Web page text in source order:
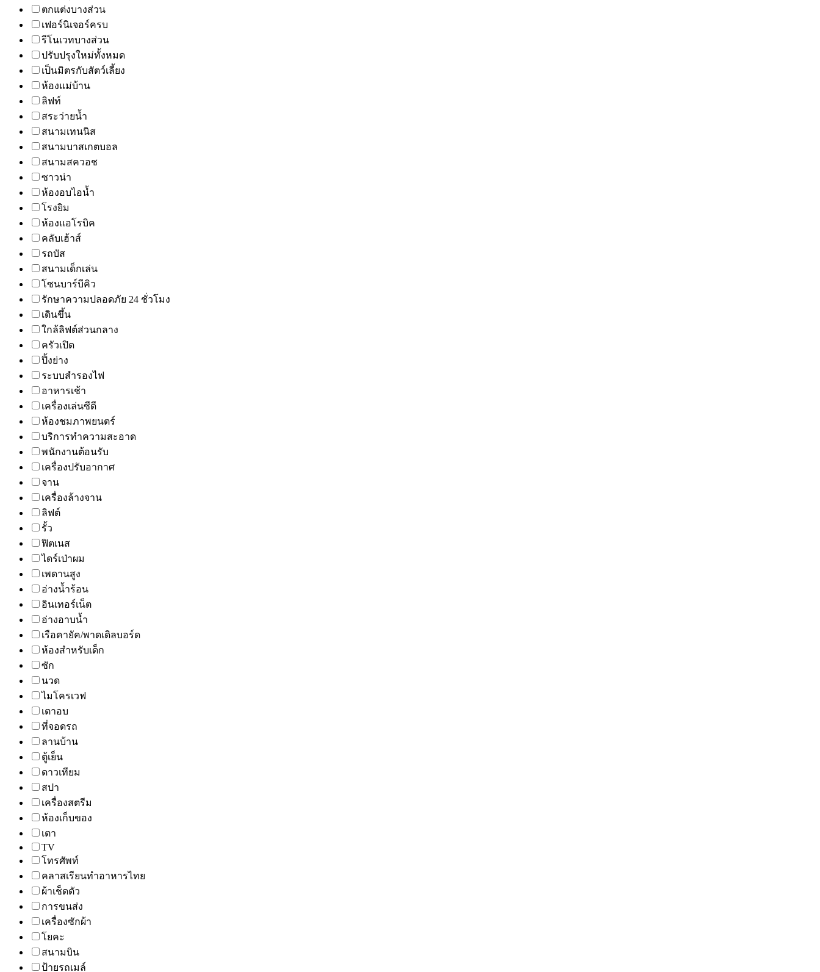
ตกแต่งบางส่วน
เฟอร์นิเจอร์ครบ
รีโนเวทบางส่วน
ปรับปรุงใหม่ทั้งหมด
เป็นมิตรกับสัตว์เลี้ยง
ห้องแม่บ้าน
ลิฟท์
สระว่ายน้ำ
สนามเทนนิส
สนามบาสเกตบอล
สนามสควอช
ซาวน่า
ห้องอบไอน้ำ
โรงยิม
ห้องแอโรบิค
คลับเฮ้าส์
รถบัส
สนามเด็กเล่น
โซนบาร์บีคิว
รักษาความปลอดภัย 24 ชั่วโมง
เดินขึ้น
ใกล้ลิฟต์ส่วนกลาง
ครัวเปิด
ปิ้งย่าง
ระบบสำรองไฟ
อาหารเช้า
เครื่องเล่นซีดี
ห้องชมภาพยนตร์
บริการทำความสะอาด
พนักงานต้อนรับ
เครื่องปรับอากาศ
จาน
เครื่องล้างจาน
ลิฟต์
รั้ว
ฟิตเนส
ไดร์เป่าผม
เพดานสูง
อ่างน้ำร้อน
อินเทอร์เน็ต
อ่างอาบน้ำ
เรือคายัค/พาดเดิลบอร์ด
ห้องสำหรับเด็ก
ซัก
นวด
ไมโครเวฟ
เตาอบ
ที่จอดรถ
ลานบ้าน
ตู้เย็น
ดาวเทียม
สปา
เครื่องสตรีม
ห้องเก็บของ
เตา
TV
โทรศัพท์
คลาสเรียนทำอาหารไทย
ผ้าเช็ดตัว
การขนส่ง
เครื่องซักผ้า
โยคะ
สนามบิน
ป้ายรถเมล์